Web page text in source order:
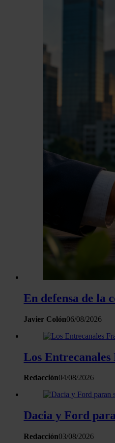
En defensa de la
Javier Colón06/08/2026
Los Entrecanales
Redacción04/08/2026
Dacia y Ford
Redacción03/08/2026